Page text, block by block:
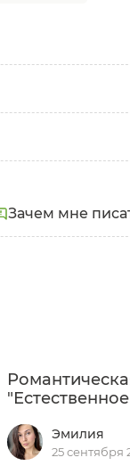
кориандра),
иланг),
Зачем мне
Эмилия
25 сентября